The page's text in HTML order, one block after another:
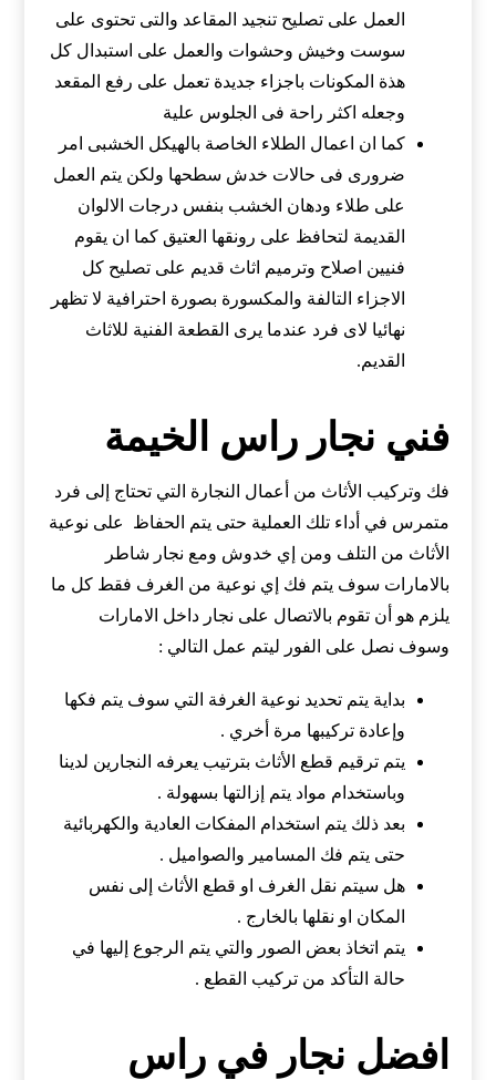
العمل على تصليح تنجيد المقاعد والتى تحتوى على
سوست وخيش وحشوات والعمل على استبدال كل
هذة المكونات باجزاء جديدة تعمل على رفع المقعد
وجعله اكثر راحة فى الجلوس علية
كما ان اعمال الطلاء الخاصة بالهيكل الخشبى امر
ضرورى فى حالات خدش سطحها ولكن يتم العمل
على طلاء ودهان الخشب بنفس درجات الالوان
القديمة لتحافظ على رونقها العتيق كما ان يقوم
فنيين اصلاح وترميم اثاث قديم على تصليح كل
الاجزاء التالفة والمكسورة بصورة احترافية لا تظهر
نهائيا لاى فرد عندما يرى القطعة الفنية للاثاث
القديم.
فني نجار راس الخيمة
فك وتركيب الأثاث من أعمال النجارة التي تحتاج إلى فرد
متمرس في أداء تلك العملية حتى يتم الحفاظ على نوعية
الأثاث من التلف ومن إي خدوش ومع نجار شاطر
بالامارات سوف يتم فك إي نوعية من الغرف فقط كل ما
يلزم هو أن تقوم بالاتصال على نجار داخل الامارات
وسوف نصل على الفور ليتم عمل التالي :
بداية يتم تحديد نوعية الغرفة التي سوف يتم فكها
وإعادة تركيبها مرة أخري .
يتم ترقيم قطع الأثاث بترتيب يعرفه النجارين لدينا
وباستخدام مواد يتم إزالتها بسهولة .
بعد ذلك يتم استخدام المفكات العادية والكهربائية
حتى يتم فك المسامير والصواميل .
هل سيتم نقل الغرف او قطع الأثاث إلى نفس
المكان او نقلها بالخارج .
يتم اتخاذ بعض الصور والتي يتم الرجوع إليها في
حالة التأكد من تركيب القطع .
افضل نجار في راس